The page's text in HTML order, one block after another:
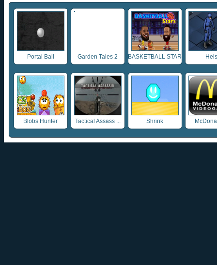
Portal Ball Garden Tales 2
BASKETBALL STAR
...
Blobs Hunter Tactical Assass ... Shrink